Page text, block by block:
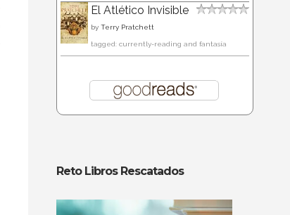
El Atlético Invisible
by Terry Pratchett
tagged: currently-reading and fantasía
Reto Libros Rescatados